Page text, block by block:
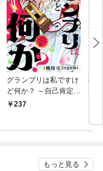
グランプリは私ですけ
ど何か？ ～自己肯定モ
ンスターのミスコン無
237
後
は
もっと見る